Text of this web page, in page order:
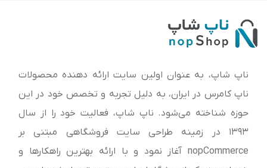
ناپ شاپ، به عنوان اولین سایت ارائه‌ دهنده محصولات
ناپ کامرس در ایران، به دلیل تجربه و تخصص خود در این
حوزه شناخته می‌شود. ناپ شاپ، فعالیت خود را از سال
1393 در زمینه طراحی سایت فروشگاهی مبتنی بر
nopCommerce آغاز نمود و با ارائه بهترین راهکارها و